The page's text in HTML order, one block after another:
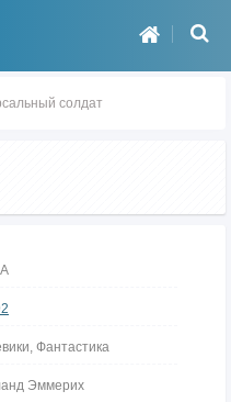
солдат
Фантастика
Эммерих